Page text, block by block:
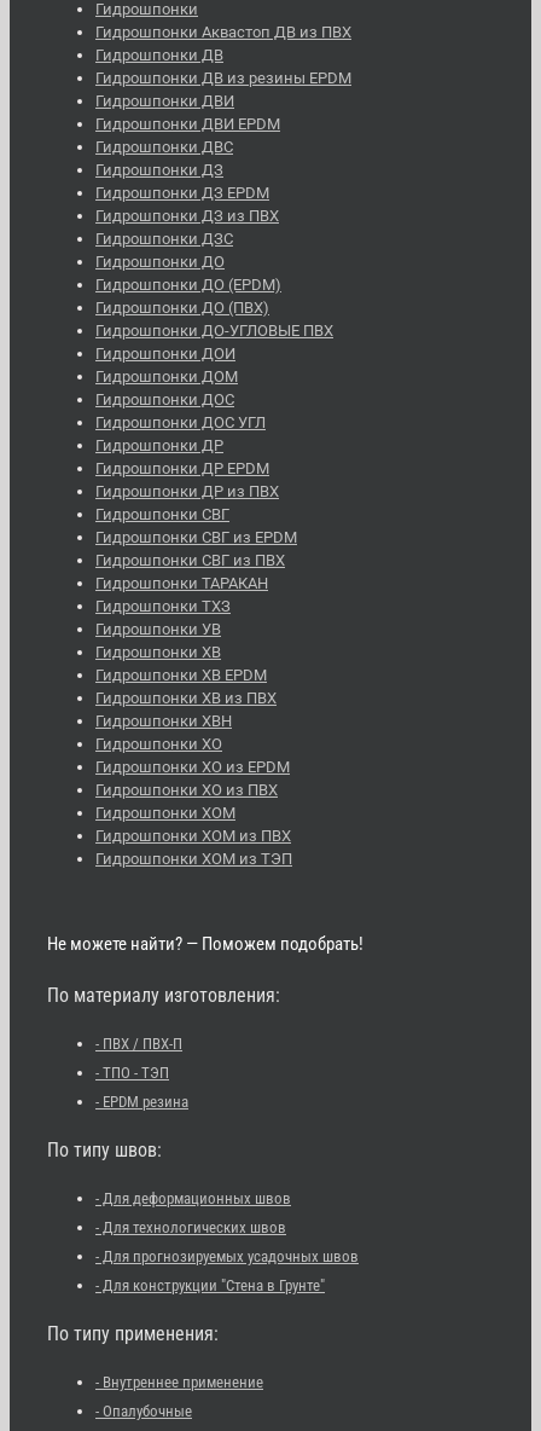
Гидрошпонки
Гидрошпонки Аквастоп ДВ из ПВХ
Гидрошпонки ДВ
Гидрошпонки ДВ из резины EPDM
Гидрошпонки ДВИ
Гидрошпонки ДВИ EPDM
Гидрошпонки ДВС
Гидрошпонки ДЗ
Гидрошпонки ДЗ EPDM
Гидрошпонки ДЗ из ПВХ
Гидрошпонки ДЗС
Гидрошпонки ДО
Гидрошпонки ДО (EPDM)
Гидрошпонки ДО (ПВХ)
Гидрошпонки ДО-УГЛОВЫЕ ПВХ
Гидрошпонки ДОИ
Гидрошпонки ДОМ
Гидрошпонки ДОС
Гидрошпонки ДОС УГЛ
Гидрошпонки ДР
Гидрошпонки ДР EPDM
Гидрошпонки ДР из ПВХ
Гидрошпонки СВГ
Гидрошпонки СВГ из EPDM
Гидрошпонки СВГ из ПВХ
Гидрошпонки ТАРАКАН
Гидрошпонки ТХЗ
Гидрошпонки УВ
Гидрошпонки ХВ
Гидрошпонки ХВ EPDM
Гидрошпонки ХВ из ПВХ
Гидрошпонки ХВН
Гидрошпонки ХО
Гидрошпонки ХО из EPDM
Гидрошпонки ХО из ПВХ
Гидрошпонки ХОМ
Гидрошпонки ХОМ из ПВХ
Гидрошпонки ХОМ из ТЭП
Не можете найти? — Поможем подобрать!
По материалу изготовления:
- ПВХ / ПВХ-П
- ТПО - ТЭП
- EPDM резина
По типу швов:
- Для деформационных швов
- Для технологических швов
- Для прогнозируемых усадочных швов
- Для конструкции "Стена в Грунте"
По типу применения:
- Внутреннее применение
- Опалубочные